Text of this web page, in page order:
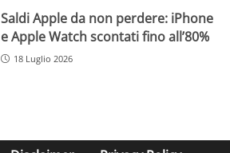
Saldi Apple da non perdere: iPhone
e Apple Watch scontati fino all’80%
18 Luglio 2026